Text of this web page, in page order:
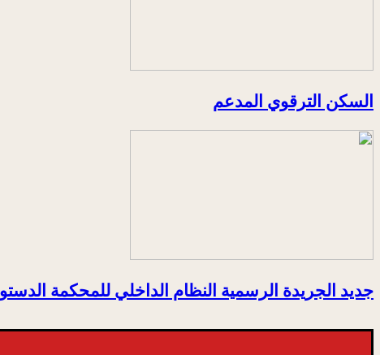
السكن الترقوي المدعم
جديد الجريدة الرسمية النظام الداخلي للمحكمة